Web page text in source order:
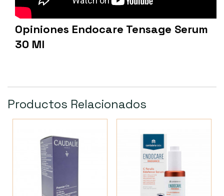
Opiniones Endocare Tensage Serum
30 Ml
Productos Relacionados